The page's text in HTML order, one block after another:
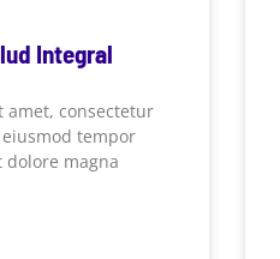
Integral
amet, consectetur
tempor
magna